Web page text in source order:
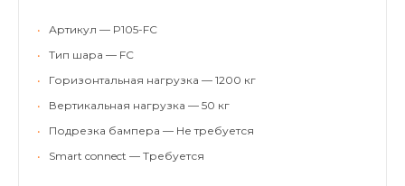
•
Артикул — P105-FC
•
Тип шара — FC
•
Горизонтальная нагрузка — 1200 кг
•
Вертикальная нагрузка — 50 кг
•
Подрезка бампера — Не требуется
•
Smart connect — Требуется